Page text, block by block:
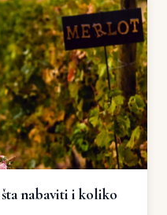
nabaviti i koliko